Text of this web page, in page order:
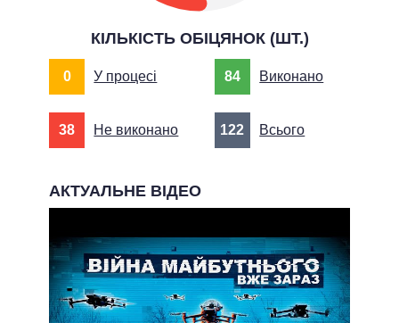
КІЛЬКІСТЬ ОБІЦЯНОК (ШТ.)
0 У процесі 84 Виконано
38 Не виконано 122 Всього
АКТУАЛЬНЕ ВІДЕО